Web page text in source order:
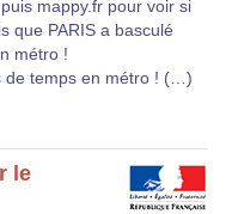
mappy.fr pour voir si
que PARIS a basculé
métro !
de temps en métro ! (…)
le